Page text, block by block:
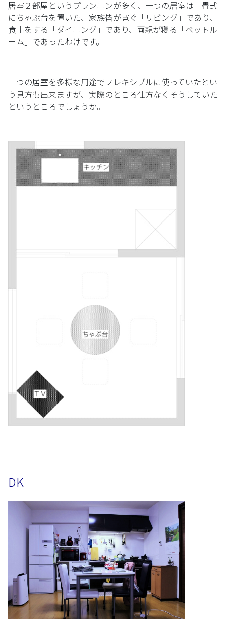
居室２部屋というプランニンが多く、一つの居室は 畳式
にちゃぶ台を置いた、家族皆が寛ぐ「リビング」であり、
食事をする「ダイニング」であり、両親が寝る「ベットル
ーム」であったわけです。
一つの居室を多様な用途でフレキシブルに使っていたとい
う見方も出来ますが、実際のところ仕方なくそうしていた
というところでしょうか。
DK